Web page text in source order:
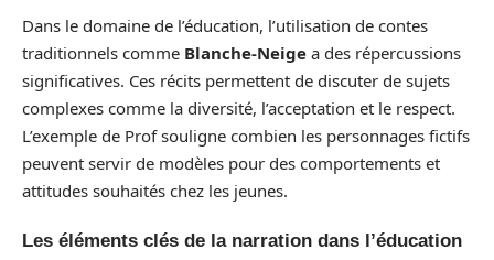
Dans le domaine de l’éducation, l’utilisation de contes
traditionnels comme Blanche-Neige a des répercussions
significatives. Ces récits permettent de discuter de sujets
complexes comme la diversité, l’acceptation et le respect.
L’exemple de Prof souligne combien les personnages fictifs
peuvent servir de modèles pour des comportements et
attitudes souhaités chez les jeunes.
Les éléments clés de la narration dans l’éducation